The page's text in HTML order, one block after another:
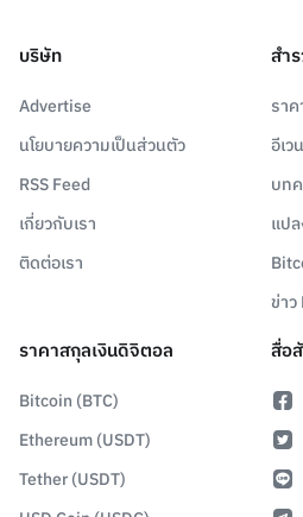
บริษัท
Advertise
นโยบายความเป็นส่วนตัว
RSS Feed
เกี่ยวกับเรา
ติดต่อเรา
สำ
รา
อีเว
บท
แป
ข่าว
ราคาสกุลเงินดิจิตอล
Bitcoin (BTC)
Ethereum (USDT)
Tether (USDT)
สื่อ